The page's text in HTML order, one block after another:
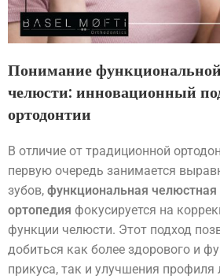
Понимание
челюсти: инновационный
ортодонтии
В отличие от традиционной
первую очередь занимается
зубов, функциональная челюстная
ортопедия фокусируется на
функции челюсти. Этот подход
добиться как более здорового и
прикуса, так и улучшения профиля